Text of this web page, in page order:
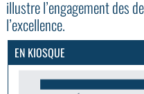
illustre l’engagement des
l’excellence.
EN KIOSQUE